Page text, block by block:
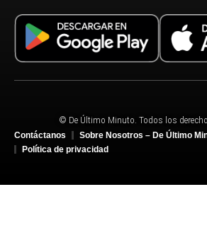
© De Último Minuto. Todos los
Contáctanos
Sobre Nosotros – De Último
Política de privacidad